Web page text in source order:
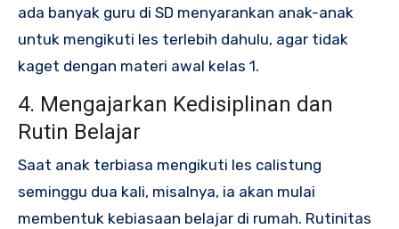
ada banyak guru di SD menyarankan anak-anak
untuk mengikuti les terlebih dahulu, agar tidak
kaget dengan materi awal kelas 1.
4. Mengajarkan Kedisiplinan dan
Rutin Belajar
Saat anak terbiasa mengikuti les calistung
seminggu dua kali, misalnya, ia akan mulai
membentuk kebiasaan belajar di rumah. Rutinitas